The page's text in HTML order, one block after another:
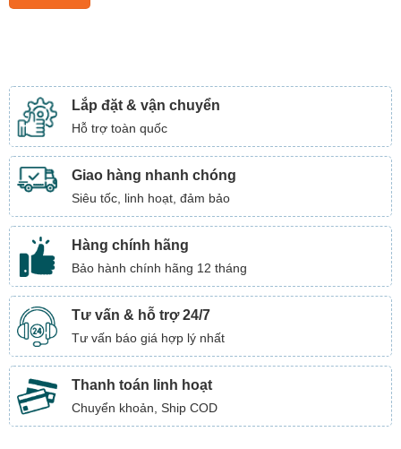
Lắp đặt & vận chuyển
Hỗ trợ toàn quốc
Giao hàng nhanh chóng
Siêu tốc, linh hoạt, đảm bảo
Hàng chính hãng
Bảo hành chính hãng 12 tháng
Tư vấn & hỗ trợ 24/7
Tư vấn báo giá hợp lý nhất
Thanh toán linh hoạt
Chuyển khoản, Ship COD